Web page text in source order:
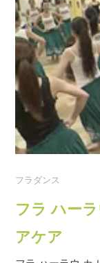
フラダンス
フラ ハー
アケア